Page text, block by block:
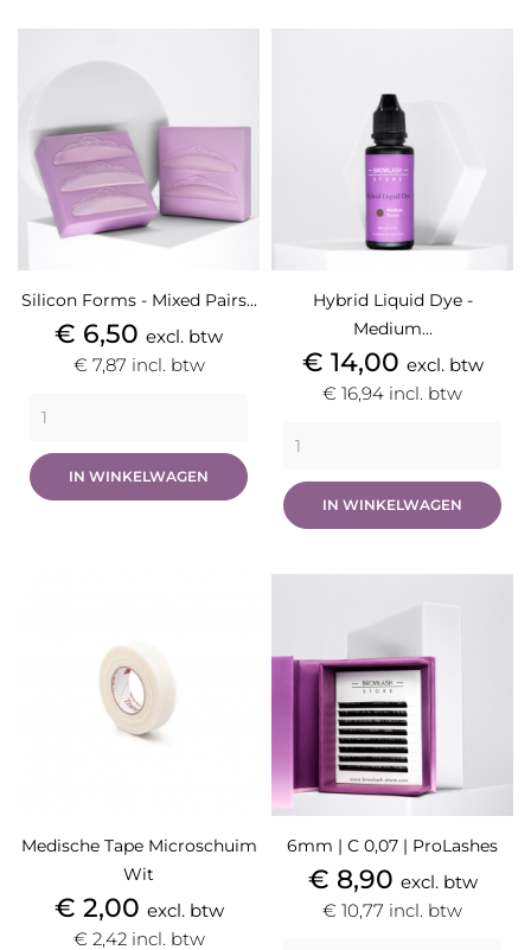
Silicon Forms - Mixed Pairs...
Prijs
€ 6,50 excl. btw
€ 7,87 incl. btw
IN WINKELWAGEN
Hybrid Liquid Dye -
Medium...
Prijs
€ 14,00 excl. btw
€ 16,94 incl. btw
IN WINKELWAGEN
Medische Tape Microschuim
Wit
Prijs
€ 2,00 excl. btw
€ 2,42 incl. btw
6mm | C 0,07 | ProLashes
Prijs
€ 8,90 excl. btw
€ 10,77 incl. btw